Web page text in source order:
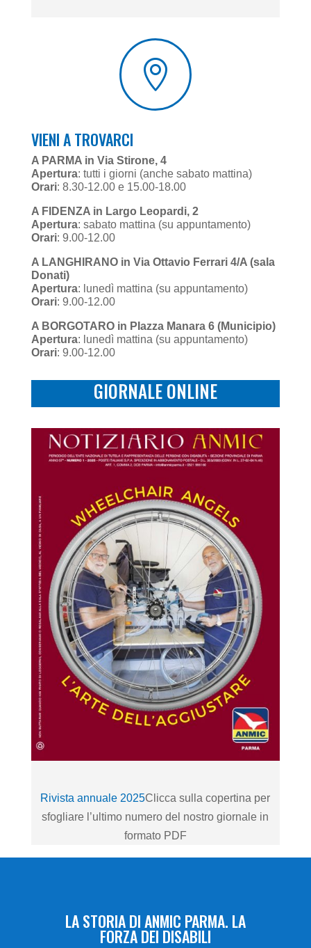

VIENI A TROVARCI
A PARMA in Via Stirone, 4
Apertura: tutti i giorni (anche sabato mattina)
Orari: 8.30-12.00 e 15.00-18.00
A FIDENZA in Largo Leopardi, 2
Apertura: sabato mattina (su appuntamento)
Orari: 9.00-12.00
A LANGHIRANO in Via Ottavio Ferrari 4/A (sala
Donati)
Apertura: lunedì mattina (su appuntamento)
Orari: 9.00-12.00
A BORGOTARO in PIazza Manara 6 (Municipio)
Apertura: lunedì mattina (su appuntamento)
Orari: 9.00-12.00
GIORNALE ONLINE
Rivista annuale 2025Clicca sulla copertina per
sfogliare l’ultimo numero del nostro giornale in
formato PDF
LA STORIA DI ANMIC PARMA. LA
FORZA DEI DISABILI